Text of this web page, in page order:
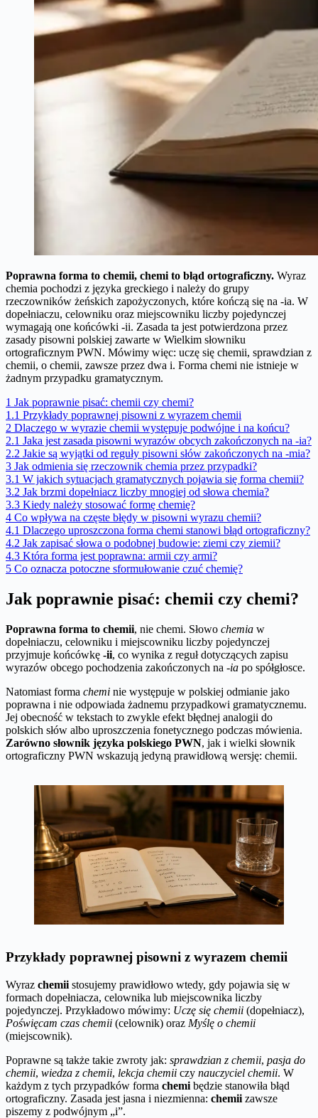
Poprawna forma to chemii, chemi to błąd ortograficzny. Wyraz
chemia pochodzi z języka greckiego i należy do grupy
rzeczowników żeńskich zapożyczonych, które kończą się na -ia. W
dopełniaczu, celowniku oraz miejscowniku liczby pojedynczej
wymagają one końcówki -ii. Zasada ta jest potwierdzona przez
zasady pisowni polskiej zawarte w Wielkim słowniku
ortograficznym PWN. Mówimy więc: uczę się chemii, sprawdzian z
chemii, o chemii, zawsze przez dwa i. Forma chemi nie istnieje w
żadnym przypadku gramatycznym.
1 Jak poprawnie pisać: chemii czy chemi?
1.1 Przykłady poprawnej pisowni z wyrazem chemii
2 Dlaczego w wyrazie chemii występuje podwójne i na końcu?
2.1 Jaka jest zasada pisowni wyrazów obcych zakończonych na -ia?
2.2 Jakie są wyjątki od reguły pisowni słów zakończonych na -mia?
3 Jak odmienia się rzeczownik chemia przez przypadki?
3.1 W jakich sytuacjach gramatycznych pojawia się forma chemii?
3.2 Jak brzmi dopełniacz liczby mnogiej od słowa chemia?
3.3 Kiedy należy stosować formę chemię?
4 Co wpływa na częste błędy w pisowni wyrazu chemii?
4.1 Dlaczego uproszczona forma chemi stanowi błąd ortograficzny?
4.2 Jak zapisać słowa o podobnej budowie: ziemi czy ziemii?
4.3 Która forma jest poprawna: armii czy armi?
5 Co oznacza potoczne sformułowanie czuć chemię?
Jak poprawnie pisać: chemii czy chemi?
Poprawna forma to chemii, nie chemi. Słowo chemia w
dopełniaczu, celowniku i miejscowniku liczby pojedynczej
przyjmuje końcówkę -ii, co wynika z reguł dotyczących zapisu
wyrazów obcego pochodzenia zakończonych na -ia po spółgłosce.
Natomiast forma chemi nie występuje w polskiej odmianie jako
poprawna i nie odpowiada żadnemu przypadkowi gramatycznemu.
Jej obecność w tekstach to zwykle efekt błędnej analogii do
polskich słów albo uproszczenia fonetycznego podczas mówienia.
Zarówno słownik języka polskiego PWN, jak i wielki słownik
ortograficzny PWN wskazują jedyną prawidłową wersję: chemii.
Przykłady poprawnej pisowni z wyrazem chemii
Wyraz chemii stosujemy prawidłowo wtedy, gdy pojawia się w
formach dopełniacza, celownika lub miejscownika liczby
pojedynczej. Przykładowo mówimy: Uczę się chemii (dopełniacz),
Poświęcam czas chemii (celownik) oraz Myślę o chemii
(miejscownik).
Poprawne są także takie zwroty jak: sprawdzian z chemii, pasja do
chemii, wiedza z chemii, lekcja chemii czy nauczyciel chemii. W
każdym z tych przypadków forma chemi będzie stanowiła błąd
ortograficzny. Zasada jest jasna i niezmienna: chemii zawsze
piszemy z podwójnym „i”.